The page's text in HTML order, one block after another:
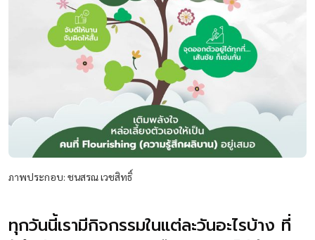
ภาพประกอบ: ชนสรณ เวชสิทธิ์
ทุกวันนี้เรามีกิจกรรมในแต่ละวันอะไรบ้าง ที่